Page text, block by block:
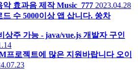
악 효과음 제작 Music_777 2023.04.28
드 수 5000이상 앱 삽니다. 쑹차
상주 가능 - java/vue.js 개발자 구인
프로젝트에 많은 지원바랍니다 오이